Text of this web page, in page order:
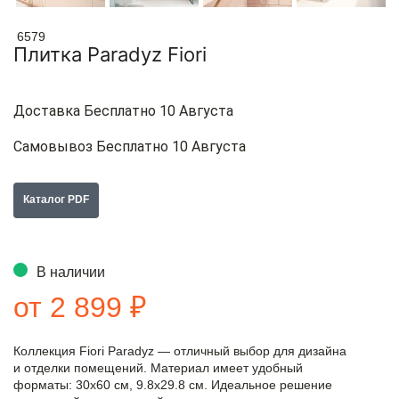
6579
Плитка Paradyz Fiori
Доставка Бесплатно 10 Августа
Самовывоз Бесплатно 10 Августа
Каталог PDF
В наличии
от 2 899 ₽
Коллекция Fiori Paradyz — отличный выбор для дизайна
и отделки помещений. Материал имеет удобный
форматы: 30x60 см, 9.8x29.8 см. Идеальное решение